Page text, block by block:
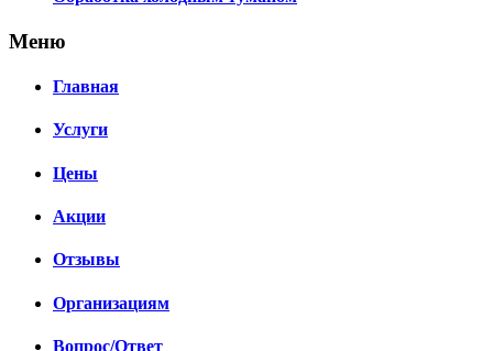
Меню
Главная
Услуги
Цены
Акции
Отзывы
Организациям
Вопрос/Ответ